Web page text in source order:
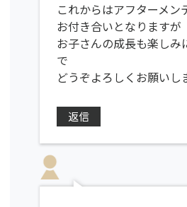
これからはアフターメン
お付き合いとなりますが
お子さんの成長も楽しみ
で
どうぞよろしくお願いし
返信